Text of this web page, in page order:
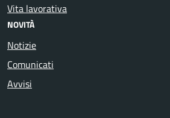
Vita lavorativa
NOVITÀ
Notizie
Comunicati
Avvisi